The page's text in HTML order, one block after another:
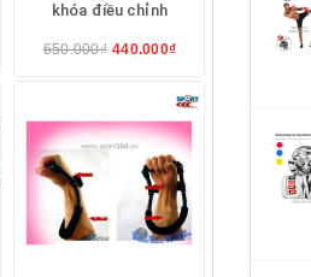
khóa điều chỉnh
650.000₫ 440.000₫